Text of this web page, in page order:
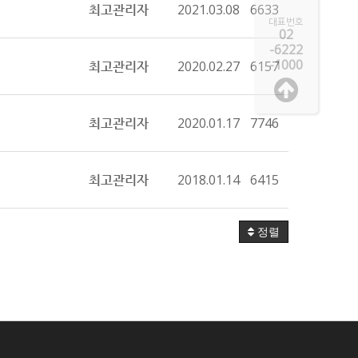
최고관리자 2021.03.08 6633
최고관리자 2020.02.27 6157
최고관리자 2020.01.17 7746
최고관리자 2018.01.14 6415
정렬
대표번호
02
-6222
-1000